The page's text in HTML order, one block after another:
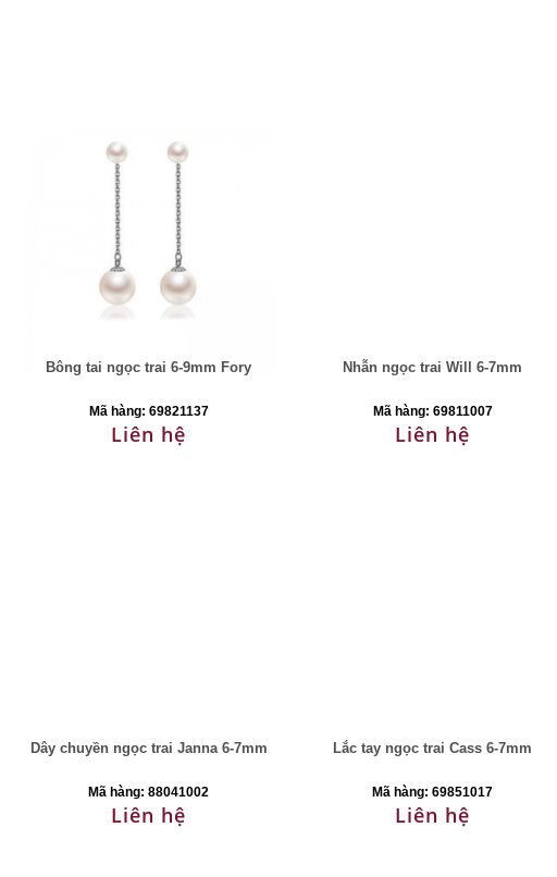
Bông tai ngọc trai 6-9mm Fory
Mã hàng: 69821137
Liên hệ
Nhẫn ngọc trai Will 6-7mm
Mã hàng: 69811007
Liên hệ
Dây chuyền ngọc trai Janna 6-7mm
Mã hàng: 88041002
Liên hệ
Lắc tay ngọc trai Cass 6-7mm
Mã hàng: 69851017
Liên hệ